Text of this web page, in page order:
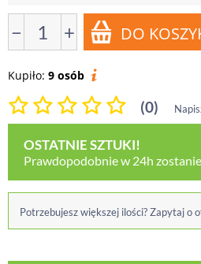
− +
Kupiło: 9 osób
(0)
OSTATNIE SZTUKI!
Prawdopodobnie w 24h
Potrzebujesz większej ilości? Zapytaj o